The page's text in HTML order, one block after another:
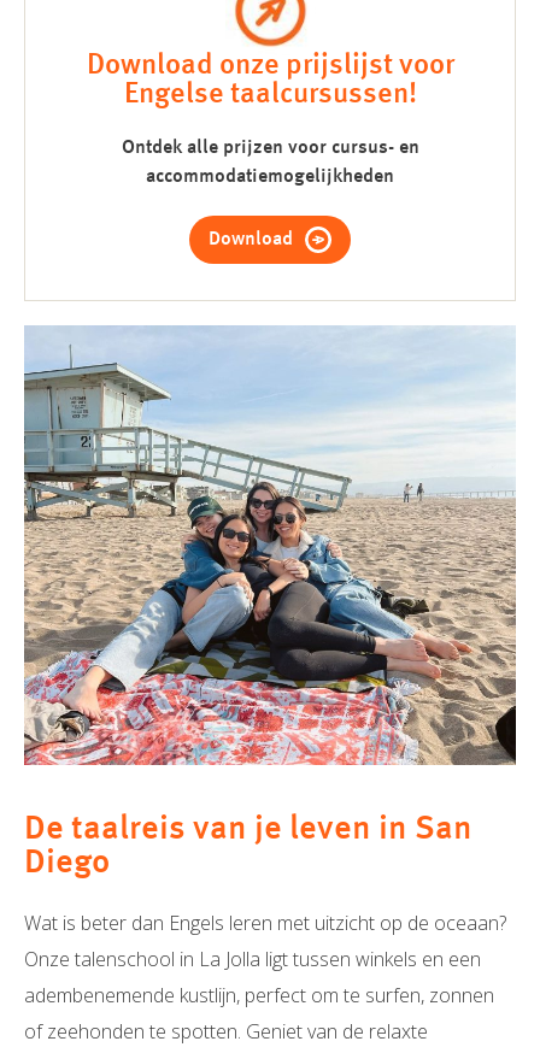
Download onze prijslijst voor
Engelse taalcursussen!
Ontdek alle prijzen voor cursus- en
accommodatiemogelijkheden
Download
De taalreis van je leven in San
Diego
Wat is beter dan Engels leren met uitzicht op de oceaan?
Onze talenschool in La Jolla ligt tussen winkels en een
adembenemende kustlijn, perfect om te surfen, zonnen
of zeehonden te spotten. Geniet van de relaxte